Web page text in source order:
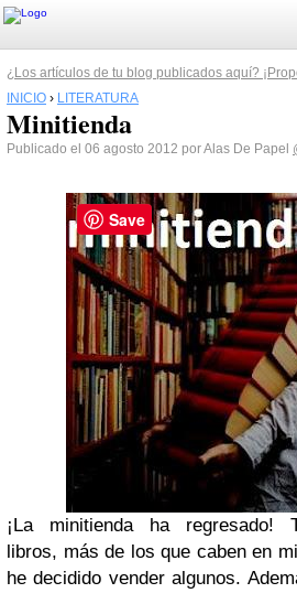
¿Los artículos de tu blog publicados aquí?
INICIO › LITERATURA
Minitienda
Publicado el 06 agosto 2012 por Alas De Papel
¡La minitienda ha regresado!
libros, más de los que caben en
he decidido vender algunos.
Save